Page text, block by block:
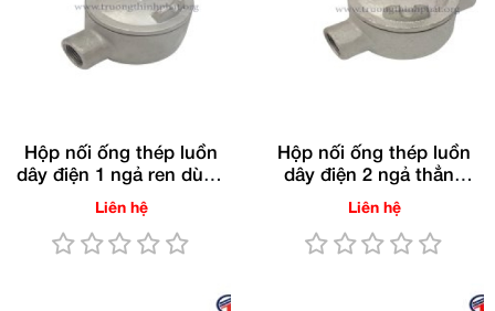
Hộp nối ống thép luồn
dây điện 1 ngả ren dùng
cho ống RSC/IMC
(Gang nhúng nóng)
Liên hệ
Hộp nối ống thép luồn
dây điện 2 ngả thẳng
ren dùng cho ống
RSC/IMC(Gang nhúng
nóng)
Liên hệ